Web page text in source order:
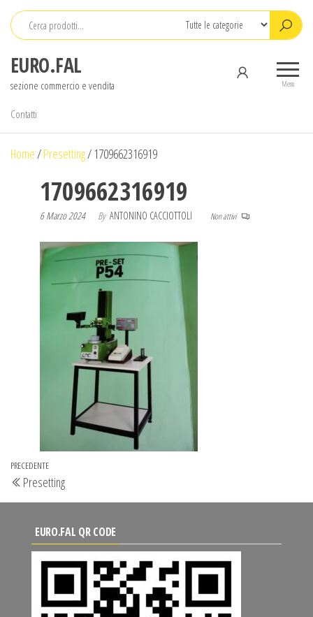
Salta
contenuto
EURO.FAL
sezione commercio e vendita Menu
Contatti
Home/Presetting/ 1709662316919
1709662316919
6 Marzo 2024 By ANTONINO CACCIOTTOLI Non attivi
Navigazione
articoli
Articolo
precedente
PRECEDENTE
Presetting
EURO.FAL QR CODE